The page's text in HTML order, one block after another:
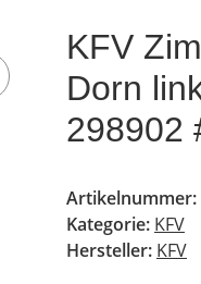
KFV
Dorn
298902
Artikelnummer:
Kategorie: KFV
Hersteller: KFV